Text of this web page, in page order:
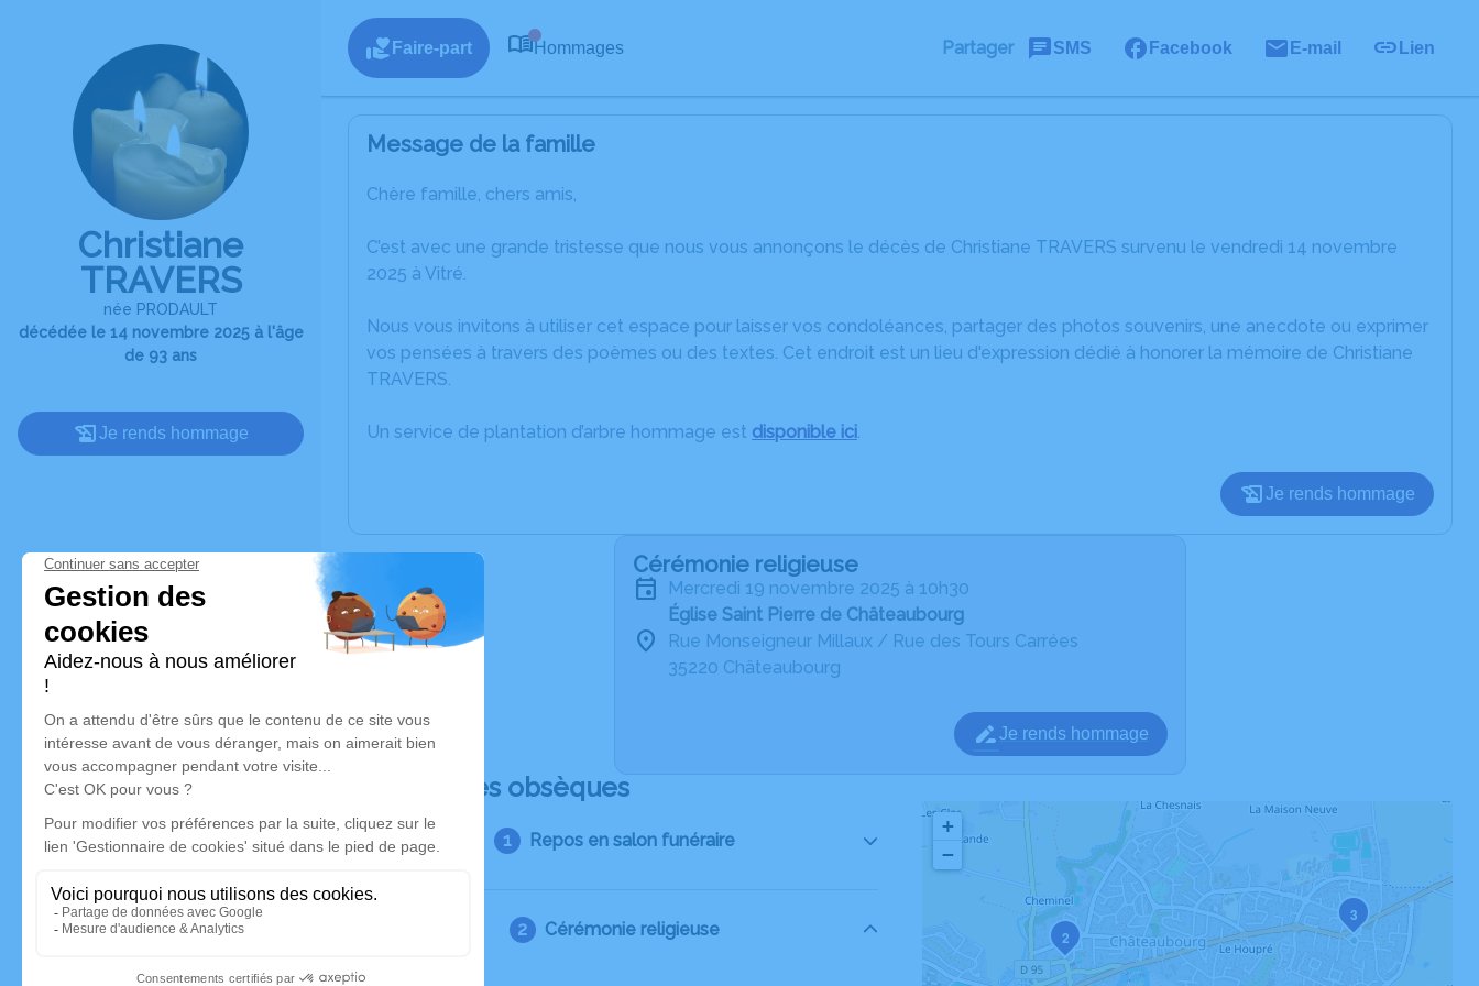
Christiane
TRAVERS
née PRODAULT
décédée le 14 novembre 2025 à l'âge
de 93 ans
Je rends hommage
Faire-part Hommages Partager SMS Facebook E-mail Lien
Message de la famille
Chère famille, chers amis,
C’est avec une grande tristesse que nous vous annonçons le décès de Christiane TRAVERS survenu le vendredi 14 novembre
2025 à Vitré.
Nous vous invitons à utiliser cet espace pour laisser vos condoléances, partager des photos souvenirs, une anecdote ou exprimer
vos pensées à travers des poèmes ou des textes. Cet endroit est un lieu d'expression dédié à honorer la mémoire de Christiane
TRAVERS.
Un service de plantation d’arbre hommage est disponible ici.
Je rends hommage
Cérémonie religieuse
mercredi 19 novembre 2025 à 10h30
Église Saint Pierre de Châteaubourg
Rue Monseigneur Millaux / Rue des Tours Carrées
35220 Châteaubourg
Je rends hommage
Déroulé des obsèques
Repos en salon funéraire
Cérémonie religieuse 2
3
+
−